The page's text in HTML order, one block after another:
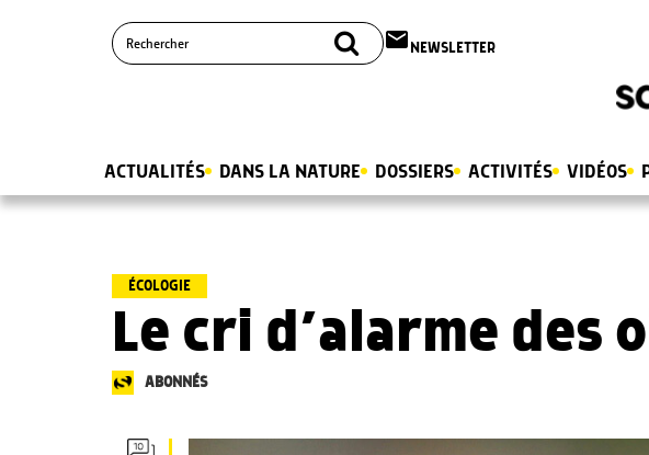
email NEWSLETTER
ACTUALITÉS DANS LA NATURE DOSSIERS ACTIVITÉS VIDÉOS
ÉCOLOGIE
Le cri d’alarme des
ABONNÉS